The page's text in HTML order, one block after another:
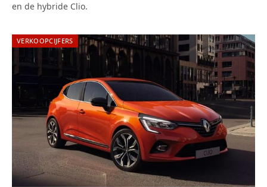
en de hybride Clio.
VERKOOPCIJFERS